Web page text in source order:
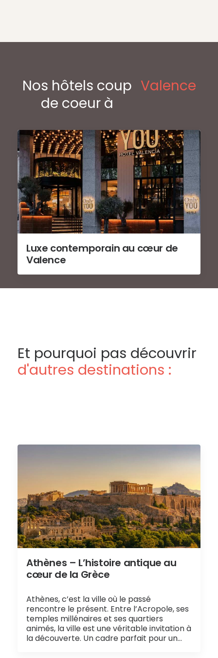
Nos hôtels coup
de coeur à
Valence
Luxe contemporain au cœur de
Valence
Et pourquoi pas découvrir
d'autres destinations :
Athènes – L’histoire antique au
cœur de la Grèce
Athènes, c’est la ville où le passé
rencontre le présent. Entre l’Acropole, ses
temples millénaires et ses quartiers
animés, la ville est une véritable invitation à
la découverte. Un cadre parfait pour un…